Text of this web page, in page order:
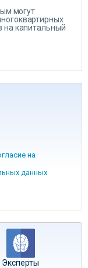
могут
на капитальный
на
данных
Эксперты